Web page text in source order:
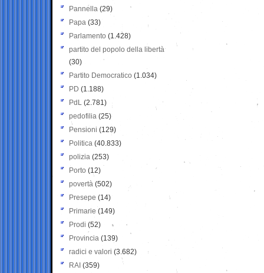
Pannella (29)
Papa (33)
Parlamento (1.428)
partito del popolo della libertà
(30)
Partito Democratico (1.034)
PD (1.188)
PdL (2.781)
pedofilia (25)
Pensioni (129)
Politica (40.833)
polizia (253)
Porto (12)
povertà (502)
Presepe (14)
Primarie (149)
Prodi (52)
Provincia (139)
radici e valori (3.682)
RAI (359)